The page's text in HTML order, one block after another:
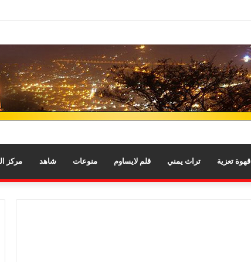
قهوة تعزية تراث يمني قلم لايساوم منوعات شاهد مركز